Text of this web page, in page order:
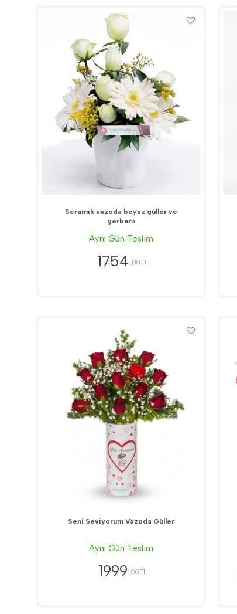
Seramik vazoda beyaz güller ve
gerbera
Aynı Gün Teslim
1754 ,00 TL
Seni Seviyorum Vazoda Güller
Aynı Gün Teslim
1999 ,00 TL